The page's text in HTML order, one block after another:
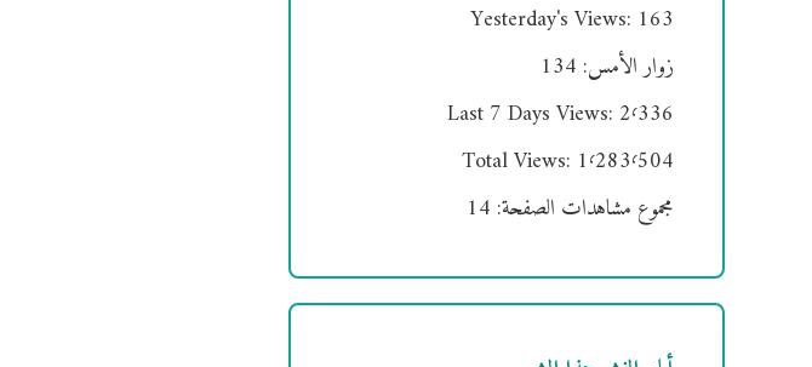
Yesterday's Views: 163
زوار الأمس: 134
Last 7 Days Views: 2٬336
Total Views: 1٬283٬504
مجموع مشاهدات الصفحة: 14